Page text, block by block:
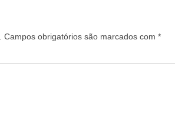
Campos obrigatórios são marcados com *